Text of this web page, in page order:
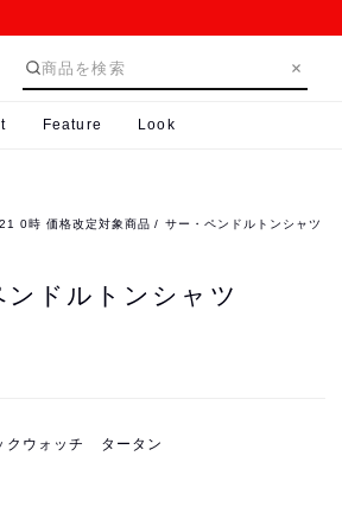
Feature Look
0時 価格改定対象商品 サー・ペンドルトンシャツ
ンドルトンシャツ
クウォッチ タータン